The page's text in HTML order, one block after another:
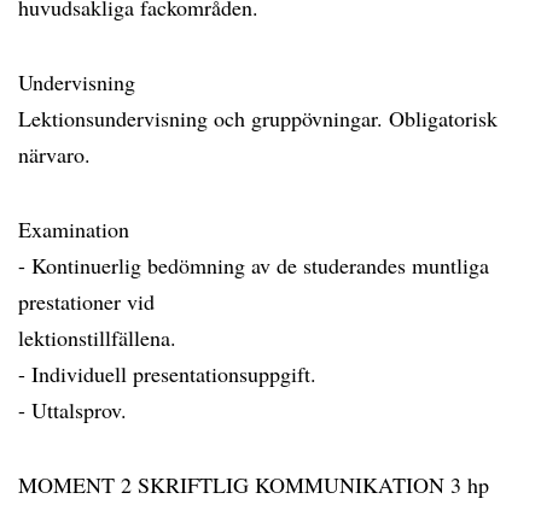
huvudsakliga fackområden.
Undervisning
Lektionsundervisning och gruppövningar. Obligatorisk
närvaro.
Examination
- Kontinuerlig bedömning av de studerandes muntliga
prestationer vid
lektionstillfällena.
- Individuell presentationsuppgift.
- Uttalsprov.
MOMENT 2 SKRIFTLIG KOMMUNIKATION 3 hp